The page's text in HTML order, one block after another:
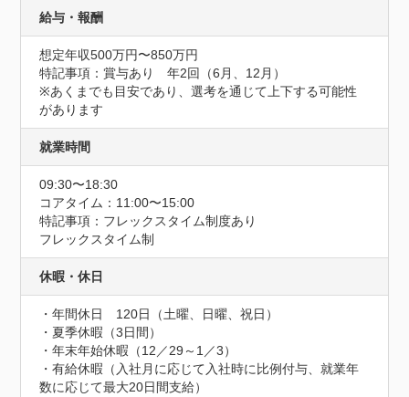
給与・報酬
想定年収500万円〜850万円
特記事項：賞与あり　年2回（6月、12月）
※あくまでも目安であり、選考を通じて上下する可能性
があります
就業時間
09:30〜18:30
コアタイム：11:00〜15:00
特記事項：フレックスタイム制度あり
フレックスタイム制
休暇・休日
・年間休日　120日（土曜、日曜、祝日）
・夏季休暇（3日間）
・年末年始休暇（12／29～1／3）
・有給休暇（入社月に応じて入社時に比例付与、就業年
数に応じて最大20日間支給）